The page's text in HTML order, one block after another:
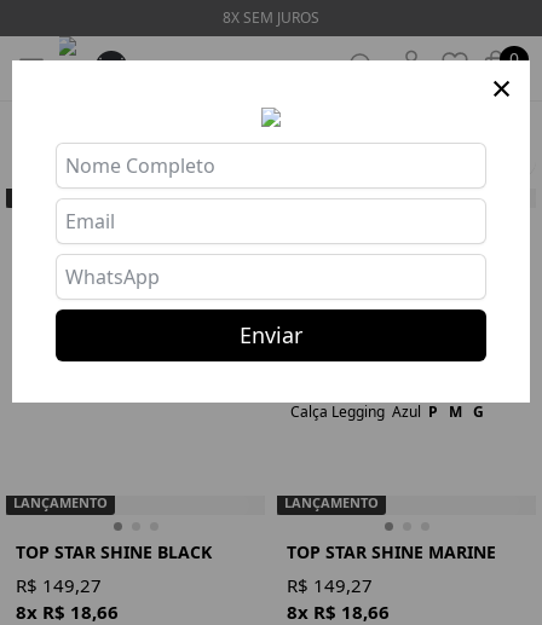
8X SEM JUROS
0
LANÇAMENTO
LEGGING STAR SHINE BLACK
R$ 298,77
8x R$ 37,35
LANÇAMENTO
LEGGING STAR SHINE
R$ 298,77
8x R$ 37,35
Calça Legging Azul P M G
LANÇAMENTO
TOP STAR SHINE BLACK
R$ 149,27
8x R$ 18,66
LANÇAMENTO
TOP STAR SHINE MARINE
R$ 149,27
8x R$ 18,66
×
Enviar